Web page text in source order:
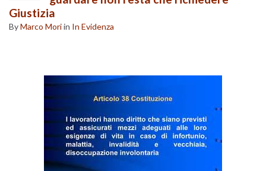
Giustizia
ByMarco Moriin In Evidenza